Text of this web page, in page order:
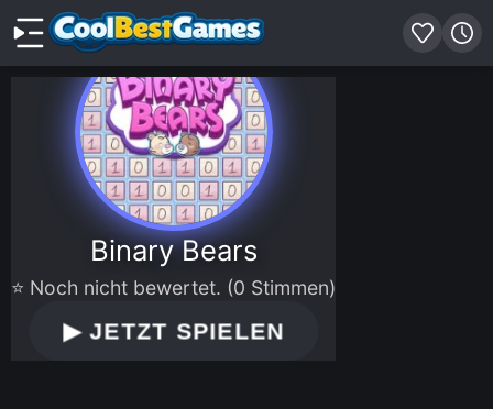
Binary Bears
⭐ Noch nicht bewertet. (0 Stimmen)
▶JETZT SPIELEN